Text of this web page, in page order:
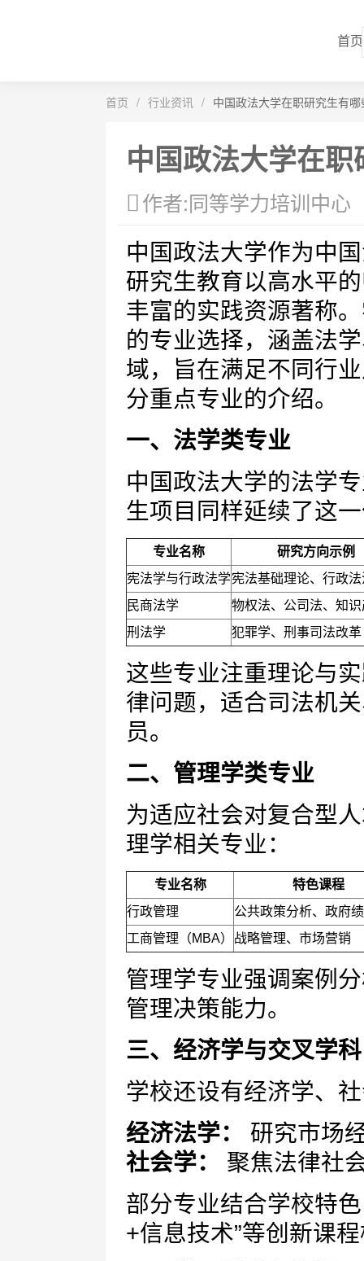
首页
首页 / 行业资讯 / 中国政法大学在职研究生有
中国政法大学在
作者:同等学力培训中心
中国政法大学作为中
研究生教育以高水平
丰富的实践资源著称
的专业选择，涵盖法
域，旨在满足不同行
分重点专业的介绍。
一、法学类专业
中国政法大学的法学
生项目同样延续了这
专业名称
研究方向示例
宪法学与行政法学宪法基础理论、行政
民商法学
物权法、公司法、知
刑法学
犯罪学、刑事司法改革
这些专业注重理论与
律问题，适合司法机
员。
二、管理学类专业
为适应社会对复合型
理学相关专业：
专业名称
特色课程
行政管理
公共政策分析、政府
工商管理（MBA）
战略管理、市场营销
管理学专业强调案例
管理决策能力。
三、经济学与交叉学科
学校还设有经济学、
经济法学：
研究市场
社会学：
聚焦法律社
部分专业结合学校特
+信息技术”等创新课